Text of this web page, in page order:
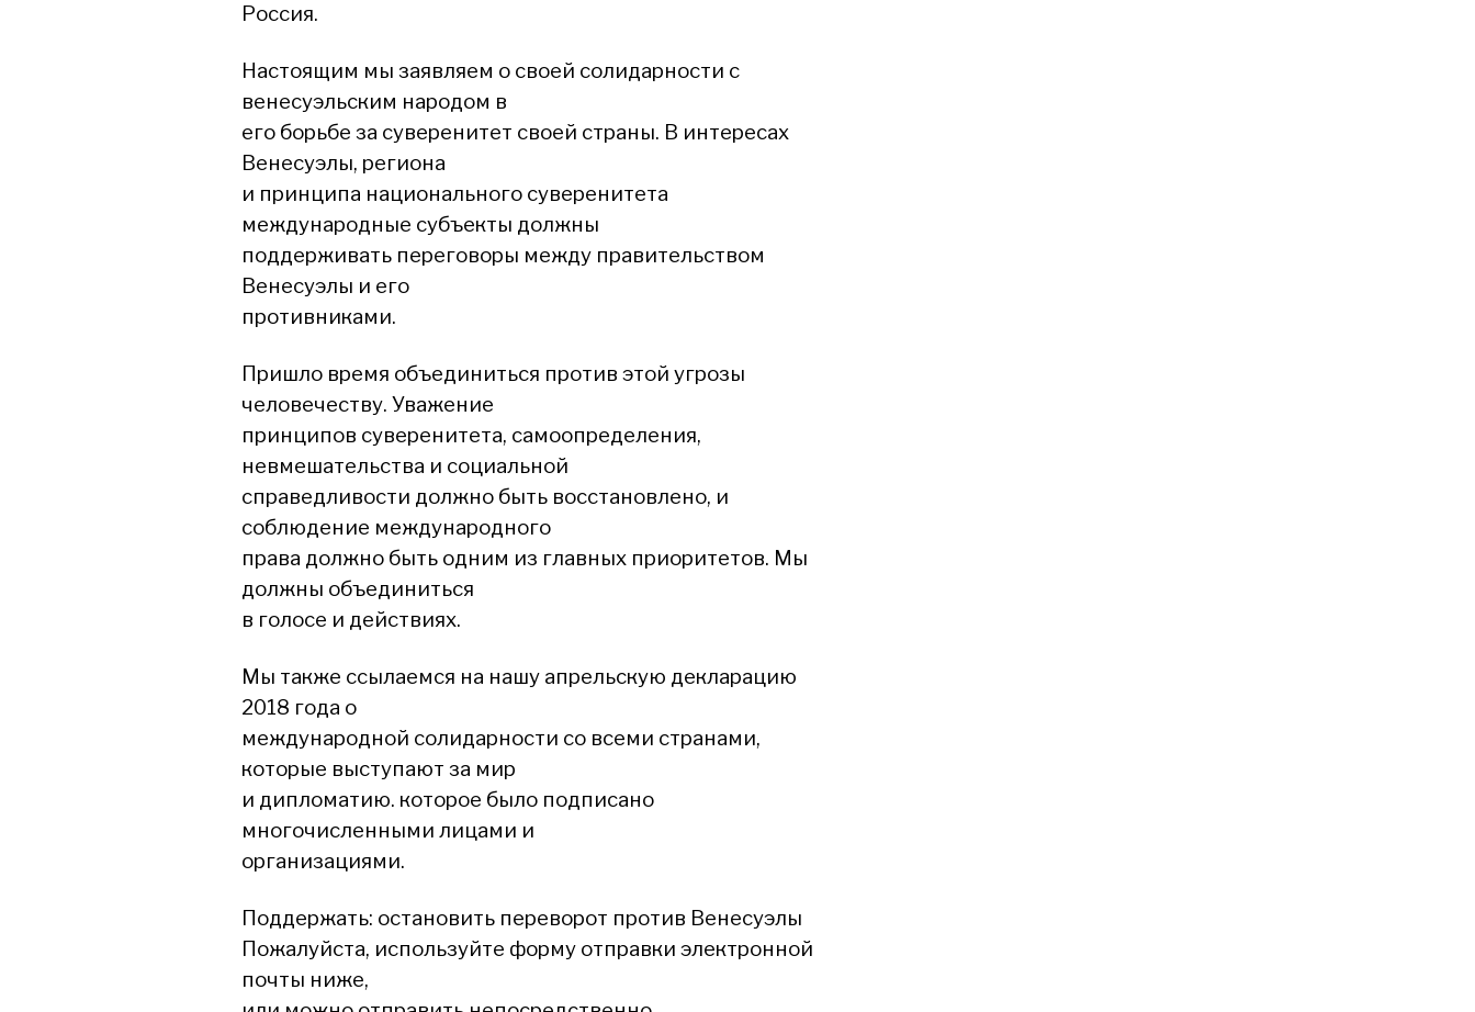
Россия.
Настоящим мы заявляем о своей солидарности с
венесуэльским народом в
его борьбе за суверенитет своей страны. В интересах
Венесуэлы, региона
и принципа национального суверенитета
международные субъекты должны
поддерживать переговоры между правительством
Венесуэлы и его
противниками.
Пришло время объединиться против этой угрозы
человечеству. Уважение
принципов суверенитета, самоопределения,
невмешательства и социальной
справедливости должно быть восстановлено, и
соблюдение международного
права должно быть одним из главных приоритетов. Мы
должны объединиться
в голосе и действиях.
Мы также ссылаемся на нашу апрельскую декларацию
2018 года о
международной солидарности со всеми странами,
которые выступают за мир
и дипломатию. которое было подписано
многочисленными лицами и
организациями.
Поддержать: остановить переворот против Венесуэлы
Пожалуйста, используйте форму отправки электронной
почты ниже,